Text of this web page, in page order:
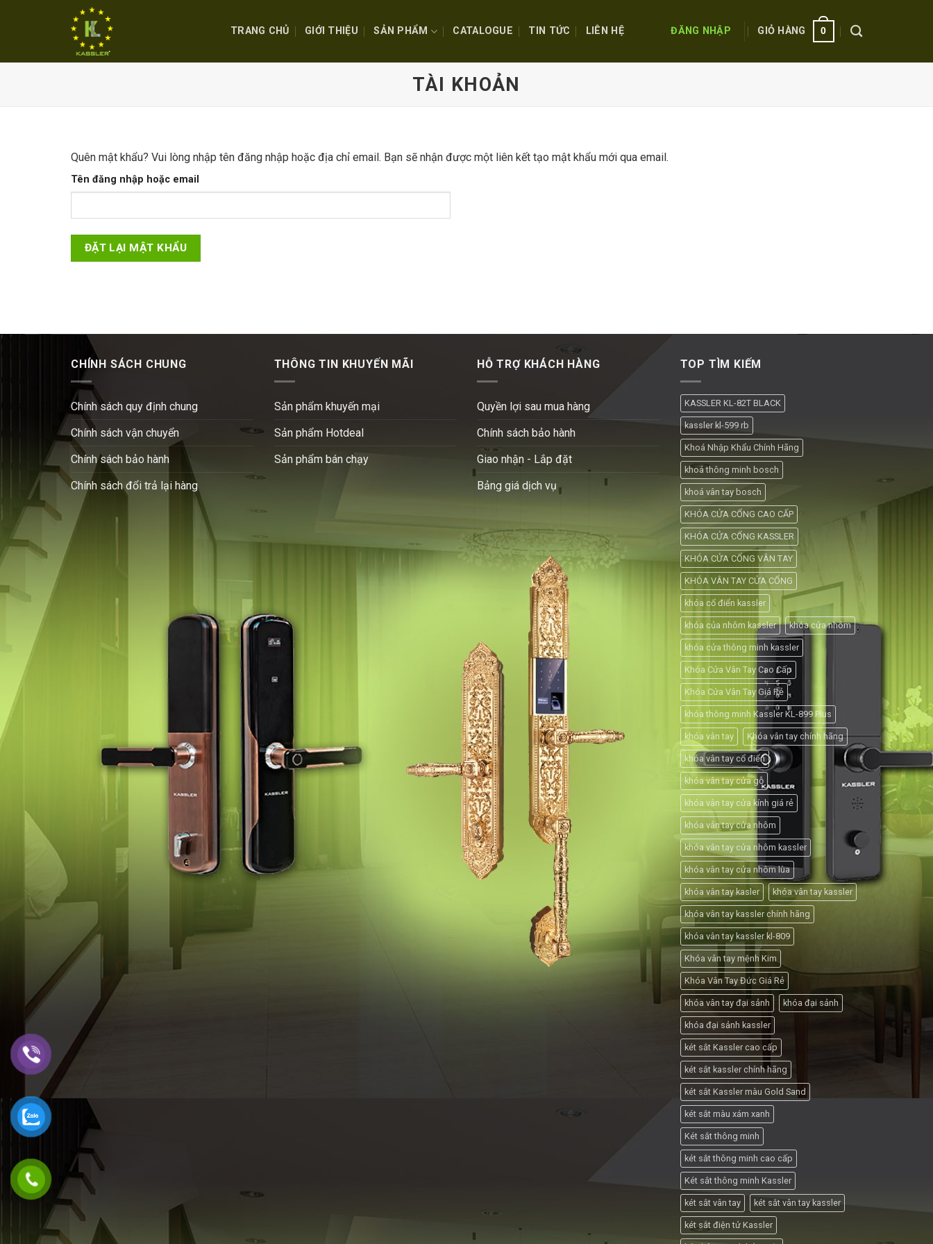
TRANG CHỦ GIỚI THIỆU SẢN PHẨM CATALOGUE TIN TỨC LIÊN HỆ ĐĂNG NHẬP GIỎ HÀNG 0
TÀI KHOẢN
Quên mật khẩu? Vui lòng nhập tên đăng nhập hoặc địa chỉ email. Bạn sẽ nhận được một liên kết tạo mật khẩu mới qua email.
Tên đăng nhập hoặc email
ĐẶT LẠI MẬT KHẨU
CHÍNH SÁCH CHUNG
Chính sách quy định chung
Chính sách vận chuyển
Chính sách bảo hành
Chính sách đổi trả lại hàng
THÔNG TIN KHUYẾN MÃI
Sản phẩm khuyến mại
Sản phẩm Hotdeal
Sản phẩm bán chạy
HỖ TRỢ KHÁCH HÀNG
Quyền lợi sau mua hàng
Chính sách bảo hành
Giao nhận - Lắp đặt
Bảng giá dịch vụ
TOP TÌM KIẾM
KASSLER KL-82T BLACK
kassler kl-599 rb
Khoá Nhập Khẩu Chính Hãng
khoá thông minh bosch
khoá vân tay bosch
KHÓA CỬA CỔNG CAO CẤP
KHÓA CỬA CỔNG KASSLER
KHÓA CỬA CỔNG VÂN TAY
KHÓA VÂN TAY CỬA CỔNG
khóa cổ điển kassler
khóa của nhôm kassler khóa cửa nhôm
khóa cửa thông minh kassler
Khóa Cửa Vân Tay Cao Cấp
Khóa Cửa Vân Tay Giá Rẻ
khóa thông minh Kassler KL-899 Plus
khóa vân tay Khóa vân tay chính hãng
khóa vân tay cổ điển
khóa vân tay cửa gỗ
khóa vân tay cửa kính giá rẻ
khóa vân tay cửa nhôm
khóa vân tay cửa nhôm kassler
khóa vân tay cửa nhôm lùa
khóa vân tay kasler khóa vân tay kassler
khóa vân tay kassler chính hãng
khóa vân tay kassler kl-809
Khóa vân tay mệnh Kim
Khóa Vân Tay Đức Giá Rẻ
khóa vân tay đại sảnh khóa đại sảnh
khóa đại sảnh kassler
két sắt Kassler cao cấp
két sắt kassler chính hãng
két sắt Kassler màu Gold Sand
két sắt màu xám xanh
Két sắt thông minh
két sắt thông minh cao cấp
Két sắt thông minh Kassler
két sắt vân tay két sắt vân tay kassler
két sắt điện tử Kassler